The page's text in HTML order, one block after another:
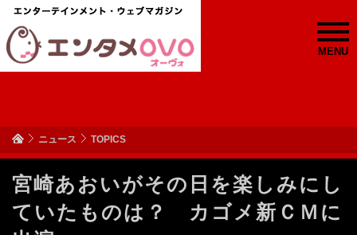
MENU
ニュース TOPICS
宮崎あおいがその日を楽しみにし
ていたものは？ カゴメ新ＣＭに